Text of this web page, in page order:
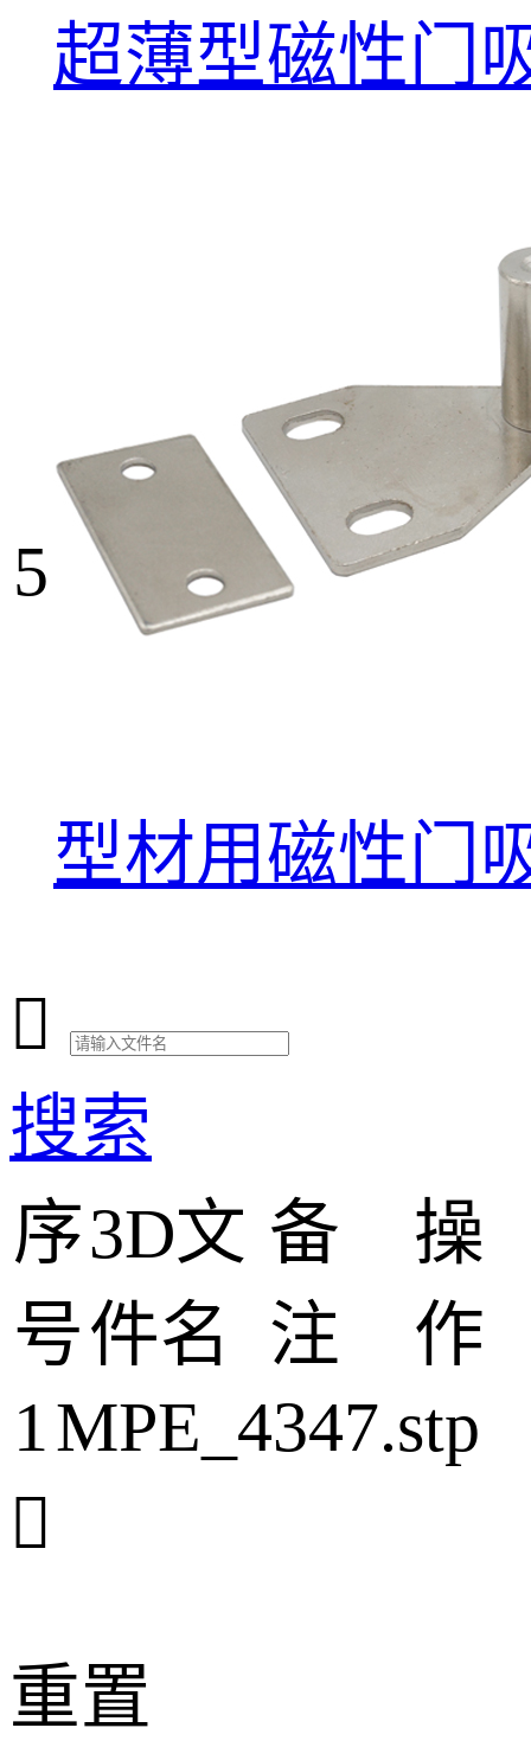
超薄型磁性门
5
型材用磁性门

搜索
序
号
3D文
件名
备
注
操
作
1MPE_4347.stp

重置